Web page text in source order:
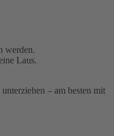
werden.
Laus.
– am besten mit